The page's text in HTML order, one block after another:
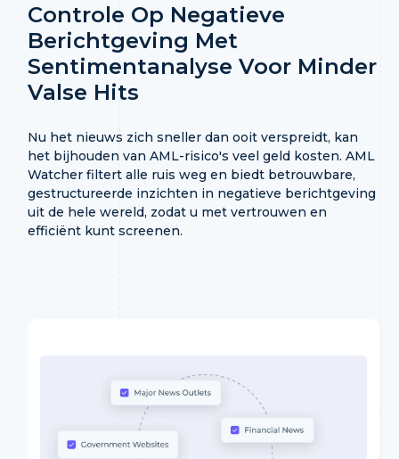
Controle Op Negatieve
Berichtgeving Met
Sentimentanalyse Voor Minder
Valse Hits
Nu het nieuws zich sneller dan ooit verspreidt, kan
het bijhouden van AML-risico's veel geld kosten. AML
Watcher filtert alle ruis weg en biedt betrouwbare,
gestructureerde inzichten in negatieve berichtgeving
uit de hele wereld, zodat u met vertrouwen en
efficiënt kunt screenen.